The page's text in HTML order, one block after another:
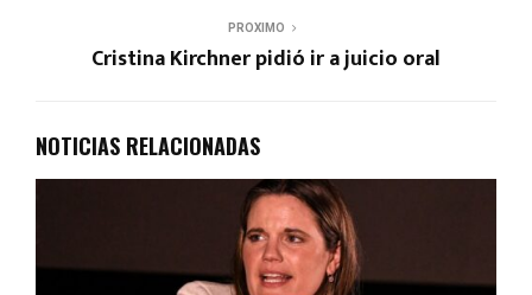
PROXIMO
Cristina Kirchner pidió ir a juicio oral
NOTICIAS RELACIONADAS